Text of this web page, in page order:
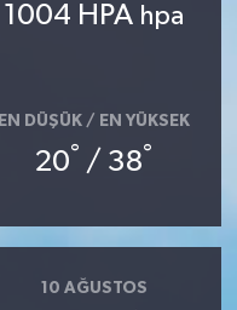
1004 HPA hpa
EN DÜŞÜK / EN YÜKSEK
20° / 38°
10 AĞUSTOS